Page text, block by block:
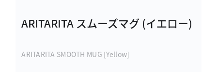
ARITARITA スムーズマグ (イエロー)
ARITARITA SMOOTH MUG [Yellow]